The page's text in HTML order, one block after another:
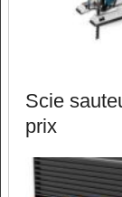
Scie
prix